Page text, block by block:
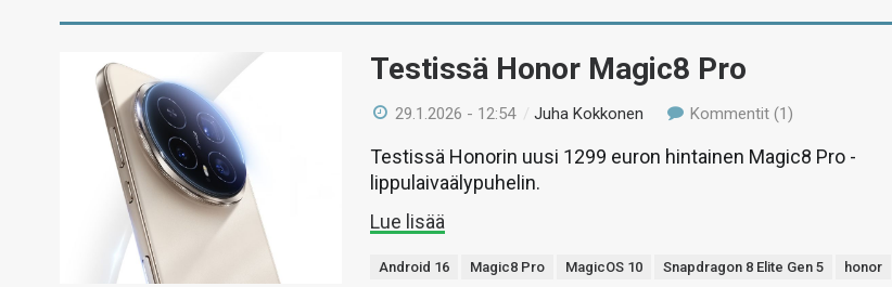
Testissä Honor Magic8 Pro
29.1.2026 - 12:54 /Juha Kokkonen Kommentit (1)
Testissä Honorin uusi 1299 euron hintainen Magic8 Pro -
lippulaivaälypuhelin.
Lue lisää
Android 16 Magic8 Pro MagicOS 10 Snapdragon 8 Elite Gen 5 honor